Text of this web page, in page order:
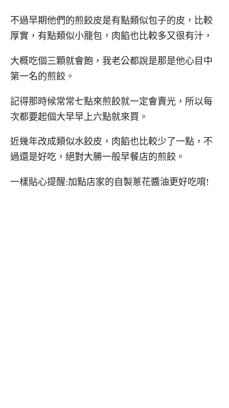
不過早期他們的煎餃皮是有點類似包子的皮，比較
厚實，有點類似小籠包，肉餡也比較多又很有汁，
大概吃個三顆就會飽，我老公都說是那是他心目中
第一名的煎餃。
記得那時候常常七點來煎餃就一定會賣光，所以每
次都要起個大早早上六點就來買。
近幾年改成類似水餃皮，肉餡也比較少了一點，不
過還是好吃，絕對大勝一般早餐店的煎餃。
一樣貼心提醒:加點店家的自製蔥花醬油更好吃唷!